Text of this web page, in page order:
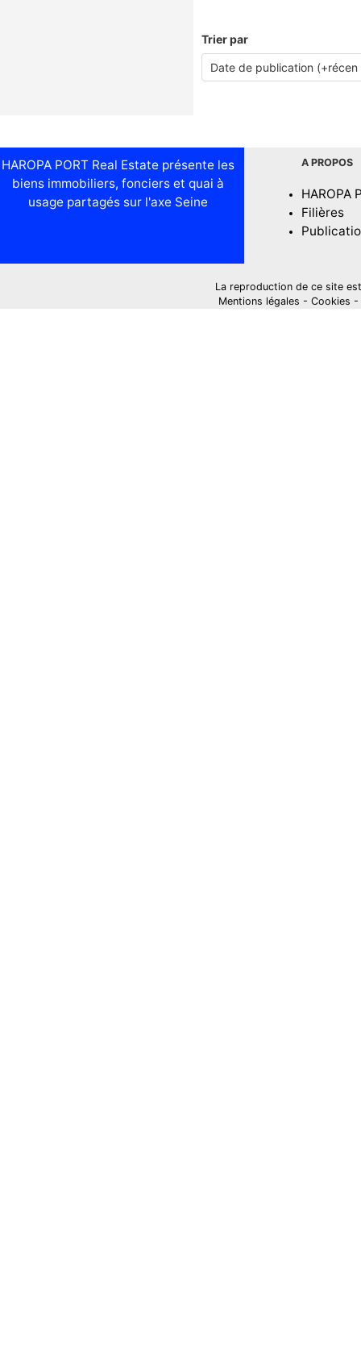
Trier par
HAROPA PORT Real Estate présente les
biens immobiliers, fonciers et quai à
usage partagés sur l'axe Seine
A PROPOS
HAROPA
Filières
La reproduction de ce site
Mentions légales - Cookies -